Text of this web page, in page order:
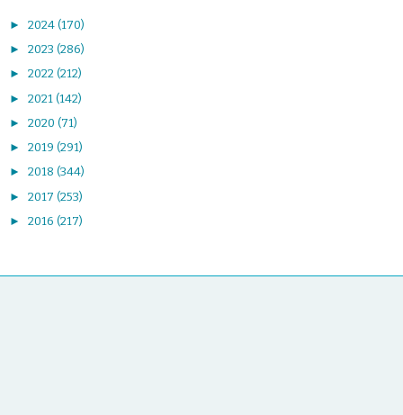
► 2024 (170)
► 2023 (286)
► 2022 (212)
► 2021 (142)
► 2020 (71)
► 2019 (291)
► 2018 (344)
► 2017 (253)
► 2016 (217)